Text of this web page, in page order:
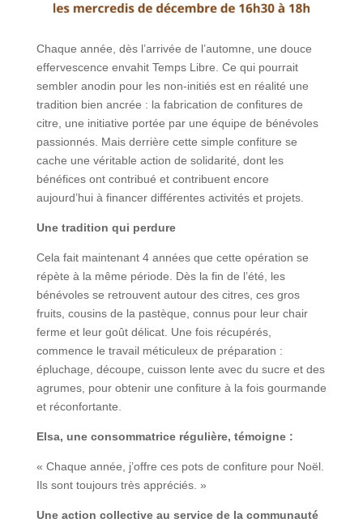
Chaque année, dès l’arrivée de l’automne, une douce
effervescence envahit Temps Libre. Ce qui pourrait
sembler anodin pour les non-initiés est en réalité une
tradition bien ancrée : la fabrication de confitures de
citre, une initiative portée par une équipe de bénévoles
passionnés. Mais derrière cette simple confiture se
cache une véritable action de solidarité, dont les
bénéfices ont contribué et contribuent encore
aujourd’hui à financer différentes activités et projets.
Une tradition qui perdure
Cela fait maintenant 4 années que cette opération se
répète à la même période. Dès la fin de l’été, les
bénévoles se retrouvent autour des citres, ces gros
fruits, cousins de la pastèque, connus pour leur chair
ferme et leur goût délicat. Une fois récupérés,
commence le travail méticuleux de préparation :
épluchage, découpe, cuisson lente avec du sucre et des
agrumes, pour obtenir une confiture à la fois gourmande
et réconfortante.
Elsa, une consommatrice régulière, témoigne :
« Chaque année, j’offre ces pots de confiture pour Noël.
Ils sont toujours très appréciés. »
Une action collective au service de la communauté